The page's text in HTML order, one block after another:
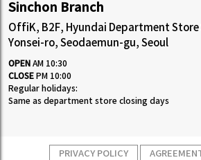
Sinchon Branch
OffiK, B2F, Hyundai Department Store
Yonsei-ro, Seodaemun-gu, Seoul
OPEN AM 10:30
CLOSE PM 10:00
Regular holidays:
Same as department store closing days
PRIVACY POLICY